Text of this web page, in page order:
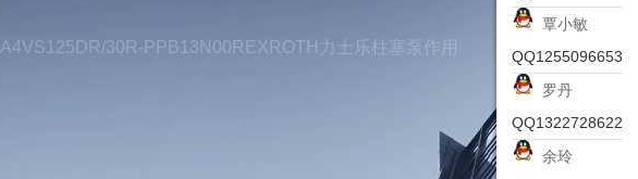
A4VS125DR/30R-PPB13N00REXROTH力士乐柱塞泵作用
覃小敏
QQ1255096653
罗丹
QQ1322728622
余玲